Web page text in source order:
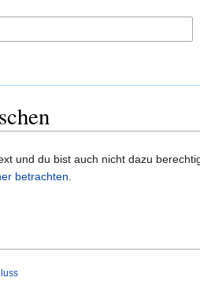
und du bist auch nicht dazu
betrachten